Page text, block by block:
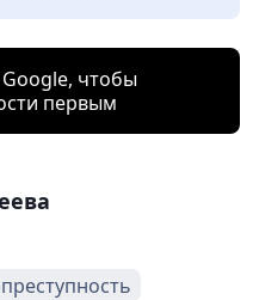
чтобы
первым